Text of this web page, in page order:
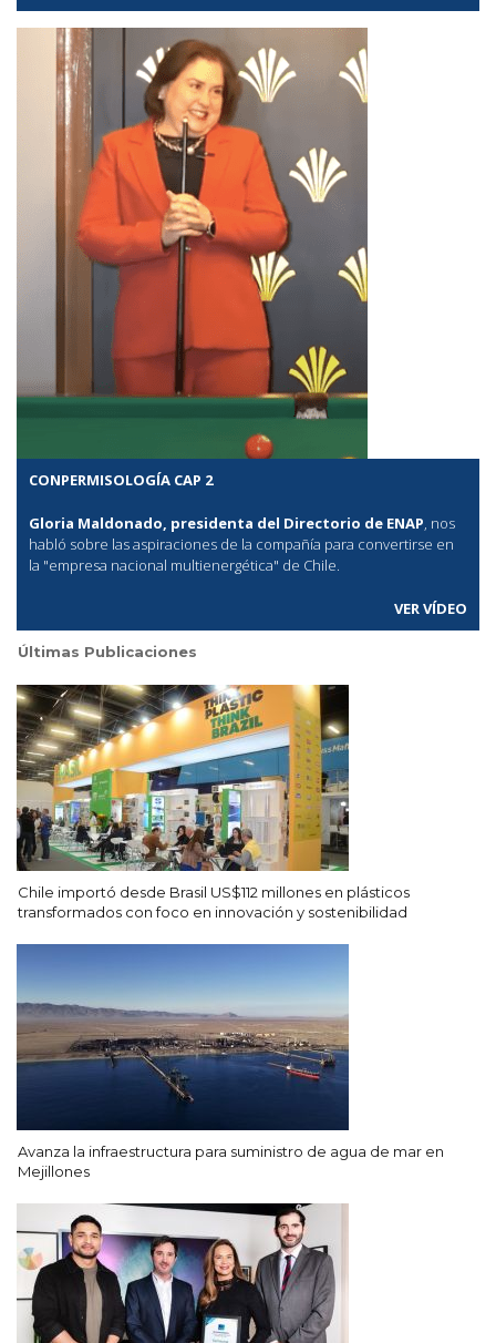
CONPERMISOLOGÍA CAP 2
Gloria Maldonado, presidenta del Directorio de ENAP , nos
habló sobre las aspiraciones de la compañía para convertirse en
la "empresa nacional multienergética" de Chile.
VER VÍDEO
Últimas Publicaciones
Chile importó desde Brasil US$112 millones en plásticos
transformados con foco en innovación y sostenibilidad
Avanza la infraestructura para suministro de agua de mar en
Mejillones